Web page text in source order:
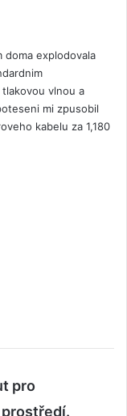
doma explodovala
vlnou a
mi zpusobil
kabelu za 1,180
pro